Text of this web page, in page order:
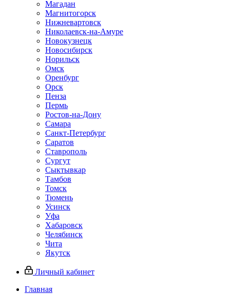
Магадан
Магнитогорск
Нижневартовск
Николаевск-на-Амуре
Новокузнецк
Новосибирск
Норильск
Омск
Оренбург
Орск
Пенза
Пермь
Ростов-на-Дону
Самара
Санкт-Петербург
Саратов
Ставрополь
Сургут
Сыктывкар
Тамбов
Томск
Тюмень
Усинск
Уфа
Хабаровск
Челябинск
Чита
Якутск
Личный кабинет
Главная